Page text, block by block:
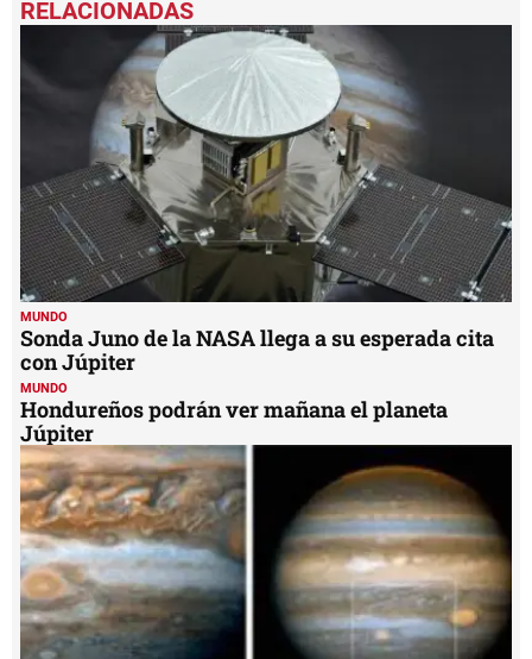
MUNDO
Sonda Juno de la NASA llega a su esperada cita
con Júpiter
MUNDO
Hondureños podrán ver mañana el planeta
Júpiter